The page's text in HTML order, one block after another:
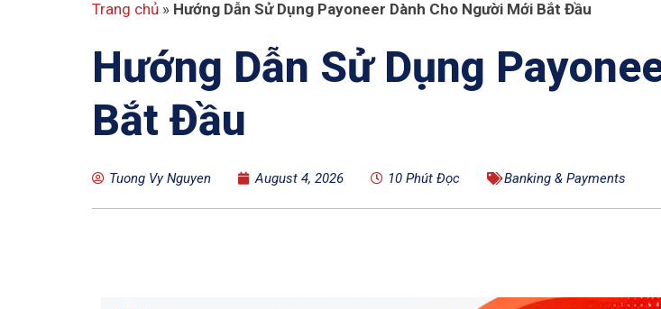
Trang chủ » Hướng Dẫn Sử Dụng Payoneer Dành Cho Người Mới Bắt Đầu
Hướng Dẫn Sử Dụng
Bắt Đầu
Tuong Vy Nguyen August 4, 2026 10 Phút Đọc Banking & Payments